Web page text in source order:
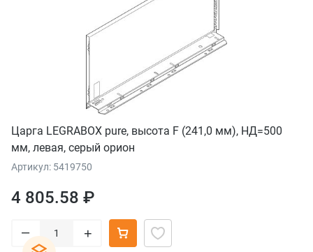
Царга LEGRABOX pure, высота F (241,0 мм), НД=500
мм, левая, серый орион
Артикул: 5419750
4 805.58 ₽
– +